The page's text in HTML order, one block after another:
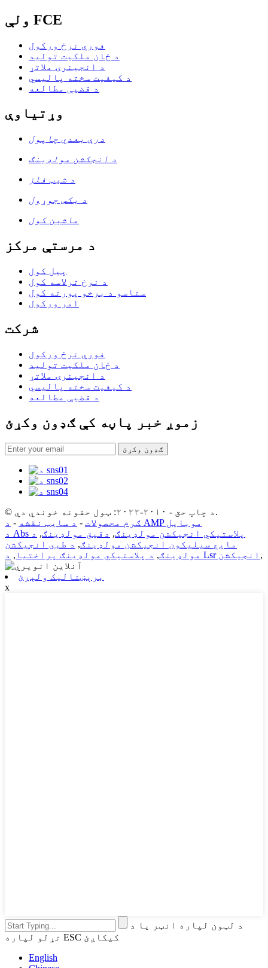
ولې FCE
فوري نرخ ورکول
د ځان ملکیت تولید
د انجینرۍ ملاتړ
د کیفیت سخته پالیسي
د قضیې مطالعه
وړتیاوې
درې بعدي چاپول
د انجکشن مولډینګ
د شیټ فلز
د بکس جوړول
ماشین کول
د مرستې مرکز
پیل کول
د نرخ ترلاسه کول
ستاسو د برخو پورته کول
امر ورکول
شرکت
فوري نرخ ورکول
د ځان ملکیت تولید
د انجینرۍ ملاتړ
د کیفیت سخته پالیسي
د قضیې مطالعه
زموږ خبر پاڼه کې ګډون وکړئ
ګډون وکړئ
© د چاپ حق - ۲۰۱۰-۲۰۲۲: ټول حقونه خوندي دي.
ګرم محصولات - د سایټ نقشه -
د AMP موبایل
د Abs پلاستيکي انجیکشن مولډینګ, دقیق مولډینګ, د
مایع سیلیکون انجیکشن مولډینګ, د طبي انجیکشن
مولډینګ, د پلاستيکي مولډینګ پراختیا , د Lsr انجیکشن ,
برېښنالیک ولېږئ
x
د لټون لپاره انټر یا د
تړلو لپاره ESC کیکاږئ
English